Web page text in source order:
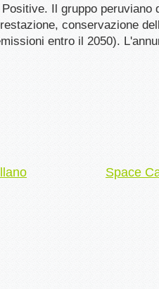
Il gruppo peruviano
conservazione
entro il 2050).
Space